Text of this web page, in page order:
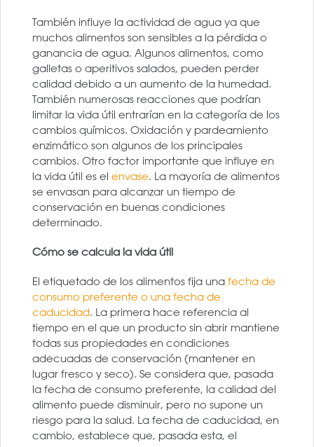
También influye la actividad de agua ya que
muchos alimentos son sensibles a la pérdida o
ganancia de agua. Algunos alimentos, como
galletas o aperitivos salados, pueden perder
calidad debido a un aumento de la humedad.
También numerosas reacciones que podrían
limitar la vida útil entrarían en la categoría de los
cambios químicos. Oxidación y pardeamiento
enzimático son algunos de los principales
cambios. Otro factor importante que influye en
la vida útil es el envase. La mayoría de alimentos
se envasan para alcanzar un tiempo de
conservación en buenas condiciones
determinado.
Cómo se calcula la vida útil
El etiquetado de los alimentos fija una fecha de
consumo preferente o una fecha de
caducidad. La primera hace referencia al
tiempo en el que un producto sin abrir mantiene
todas sus propiedades en condiciones
adecuadas de conservación (mantener en
lugar fresco y seco). Se considera que, pasada
la fecha de consumo preferente, la calidad del
alimento puede disminuir, pero no supone un
riesgo para la salud. La fecha de caducidad, en
cambio, establece que, pasada esta, el